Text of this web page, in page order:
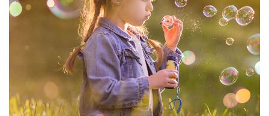
Entire Collection
(1783 Overlays)
Large 6000*4000px
Kostenloser Download